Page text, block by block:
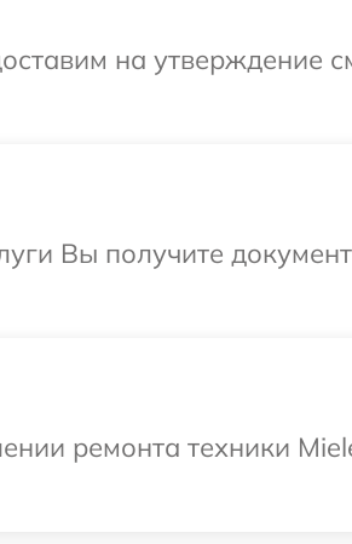
на утверждение
Вы получите
ремонта техники